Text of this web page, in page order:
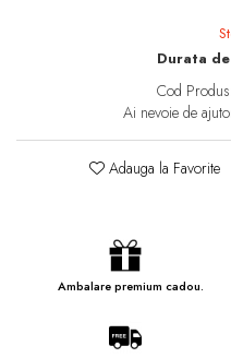
Durata
Cod
Ai nevoie de
Adauga la Favorite
Ambalare premium cadou.